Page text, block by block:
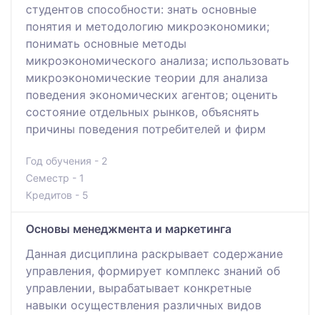
студентов способности: знать основные
понятия и методологию микроэкономики;
понимать основные методы
микроэкономического анализа; использовать
микроэкономические теории для анализа
поведения экономических агентов; оценить
состояние отдельных рынков, объяснять
причины поведения потребителей и фирм
Год обучения - 2
Семестр - 1
Кредитов - 5
Основы менеджмента и маркетинга
Данная дисциплина раскрывает содержание
управления, формирует комплекс знаний об
управлении, вырабатывает конкретные
навыки осуществления различных видов